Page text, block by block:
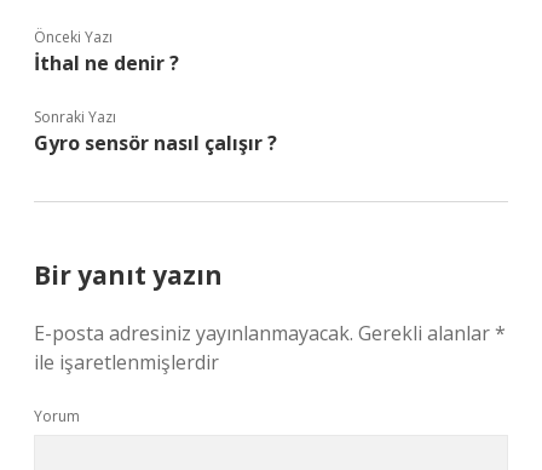
Önceki Yazı
İthal ne denir ?
Sonraki Yazı
Gyro sensör nasıl çalışır ?
Bir yanıt yazın
E-posta adresiniz yayınlanmayacak. Gerekli alanlar*
ile işaretlenmişlerdir
Yorum